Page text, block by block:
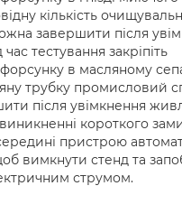
кількість
завершити після
тестування закріпіть
в масляному
трубку промисловий
після увімкнення
короткого
пристрою
вимкнути стенд та
струмом.